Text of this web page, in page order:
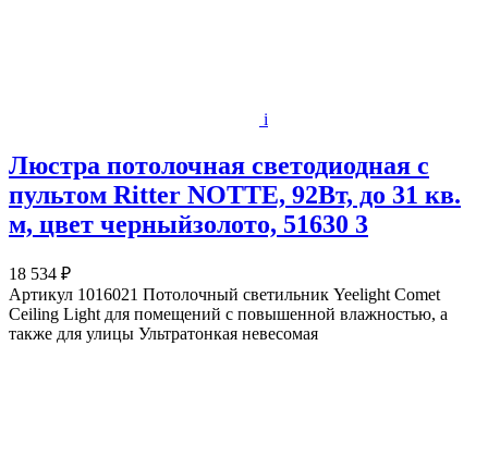
i
Люстра потолочная светодиодная с
пультом Ritter NOTTE, 92Вт, до 31 кв.
м, цвет черныйзолото, 51630 3
18 534 ₽
Артикул 1016021 Потолочный светильник Yeelight Comet
Ceiling Light для помещений с повышенной влажностью, а
также для улицы Ультратонкая невесомая